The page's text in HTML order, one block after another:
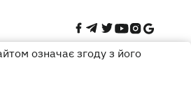
означає згоду з його